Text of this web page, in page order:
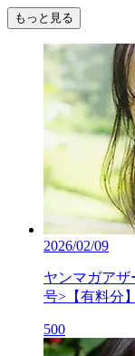
もっと見る
2026/02/09
ヤンマガアザ
号>【有料分】
500